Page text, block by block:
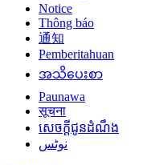
Notice
Thông báo
通知
Pemberitahuan
အသိပေးစာ
Paunawa
सूचना
សេចក្តីជូនដំណឹង
نوٹس